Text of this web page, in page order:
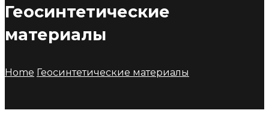
Геосинтетические
материалы
Home Геосинтетические материалы